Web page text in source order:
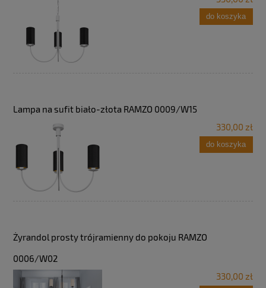
do koszyka
Lampa na sufit biało-złota RAMZO 0009/W15
330,00 zł
do koszyka
Żyrandol prosty trójramienny do pokoju RAMZO
0006/W02
330,00 zł